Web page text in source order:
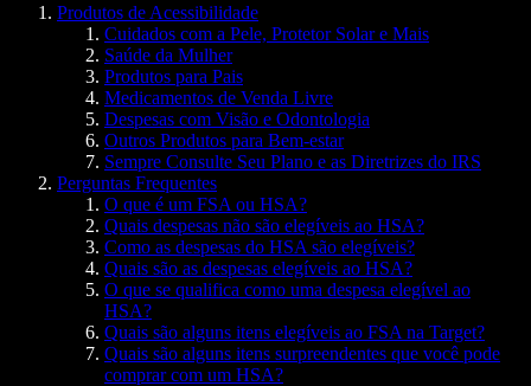
Produtos de Acessibilidade
Cuidados com a Pele, Protetor Solar e Mais
Saúde da Mulher
Produtos para Pais
Medicamentos de Venda Livre
Despesas com Visão e Odontologia
Outros Produtos para Bem-estar
Sempre Consulte Seu Plano e as Diretrizes do IRS
Perguntas Frequentes
O que é um FSA ou HSA?
Quais despesas não são elegíveis ao HSA?
Como as despesas do HSA são elegíveis?
Quais são as despesas elegíveis ao HSA?
O que se qualifica como uma despesa elegível ao
HSA?
Quais são alguns itens elegíveis ao FSA na Target?
Quais são alguns itens surpreendentes que você pode
comprar com um HSA?